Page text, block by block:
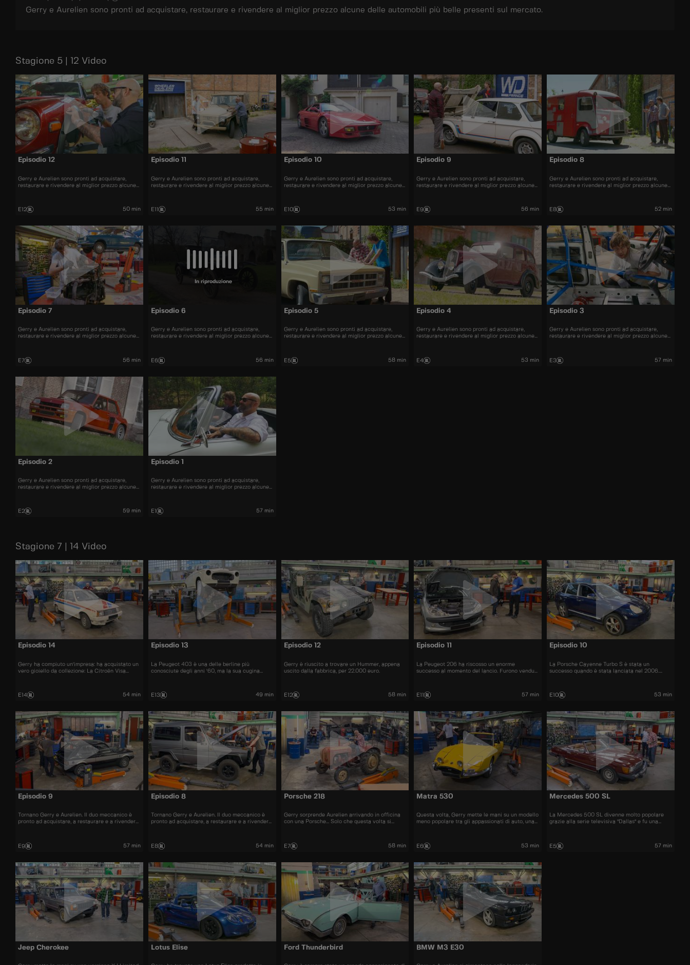
Gerry e Aurelien sono pronti ad acquistare, restaurare e rivendere al miglior prezzo alcune delle automobili più belle presenti sul mercato.
Stagione 5 | 12 Video
Episodio 12
Gerry e Aurelien sono pronti ad acquistare,
restaurare e rivendere al miglior prezzo alcune
E12 50 min
Episodio 11
Gerry e Aurelien sono pronti ad acquistare,
restaurare e rivendere al miglior prezzo alcune
E11 55 min
Episodio 10
Gerry e Aurelien sono pronti ad acquistare,
restaurare e rivendere al miglior prezzo alcune
E10 53 min
Episodio 9
Gerry e Aurelien sono pronti ad acquistare,
restaurare e rivendere al miglior prezzo alcune
E9 56 min
Episodio 8
Gerry e Aurelien sono pronti ad acquistare,
restaurare e rivendere al miglior prezzo alcune
E8 52 min
Episodio 7
Gerry e Aurelien sono pronti ad acquistare,
restaurare e rivendere al miglior prezzo alcune
E7 56 min
In riproduzione
Episodio 6
Gerry e Aurelien sono pronti ad acquistare,
restaurare e rivendere al miglior prezzo alcune
E6 56 min
Episodio 5
Gerry e Aurelien sono pronti ad acquistare,
restaurare e rivendere al miglior prezzo alcune
E5 58 min
Episodio 4
Gerry e Aurelien sono pronti ad acquistare,
restaurare e rivendere al miglior prezzo alcune
E4 53 min
Episodio 3
Gerry e Aurelien sono pronti ad acquistare,
restaurare e rivendere al miglior prezzo alcune
E3 57 min
Episodio 2
Gerry e Aurelien sono pronti ad acquistare,
restaurare e rivendere al miglior prezzo alcune
E2 59 min
Episodio 1
Gerry e Aurelien sono pronti ad acquistare,
restaurare e rivendere al miglior prezzo alcune
E1 57 min
Stagione 7 | 14 Video
Episodio 14
Gerry ha compiuto un'impresa: ha acquistato un
vero gioiello da collezione: La Citroën Visa
E14 54 min
Episodio 13
La Peugeot 403 è una delle berline più
conosciute degli anni '60, ma la sua cugina
E13 49 min
Episodio 12
Gerry è riuscito a trovare un Hummer, appena
uscito dalla fabbrica, per 22.000 euro.
E12 58 min
Episodio 11
La Peugeot 206 ha riscosso un enorme
successo al momento del lancio. Furono venduti
E11 57 min
Episodio 10
La Porsche Cayenne Turbo S è stata un
successo quando è stata lanciata nel 2006.
E10 53 min
Episodio 9
Tornano Gerry e Aurelien. Il duo meccanico è
pronto ad acquistare, a restaurare e a rivendere
E9 57 min
Episodio 8
Tornano Gerry e Aurelien. Il duo meccanico è
pronto ad acquistare, a restaurare e a rivendere
E8 54 min
Porsche 218
Gerry sorprende Aurelien arrivando in officina
con una Porsche... Solo che questa volta si
E7 58 min
Matra 530
Questa volta, Gerry mette le mani su un modello
meno popolare tra gli appassionati di auto, una
E6 53 min
Mercedes 500 SL
La Mercedes 500 SL divenne molto popolare
grazie alla serie televisiva "Dallas" e fu una
E5 57 min
Jeep Cherokee Lotus Elise Ford Thunderbird BMW M3 E30